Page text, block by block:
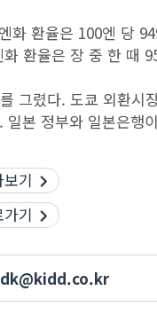
화 환율은 100엔 당
환율은 장 중 한 때
그렸다. 도쿄 외환시
본 정부와 일본은행
기
기